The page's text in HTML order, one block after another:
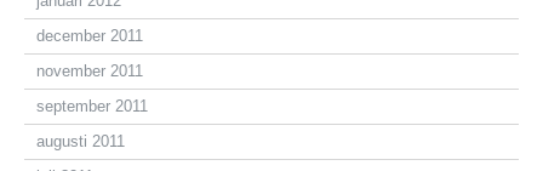
december 2011
november 2011
september 2011
augusti 2011